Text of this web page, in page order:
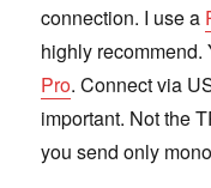
connection. I use a
highly recommend.
Pro. Connect via
important. Not the
you send only